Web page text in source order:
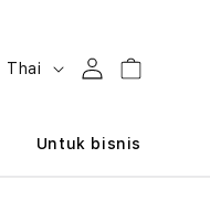
BThai MasukKeranjang
Untuk bisnis